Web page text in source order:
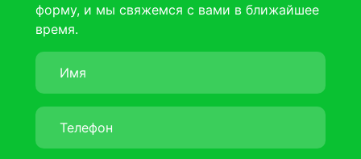
форму, и мы свяжемся с вами в ближайшее
время.